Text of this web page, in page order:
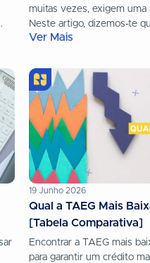
muitas vezes, exigem uma
Neste artigo, dizemos-te
soluções mais eficazes e
Ver Mais
19 Junho 2026
Qual a TAEG Mais
[Tabela Comparativa]
Encontrar a TAEG mais
para garantir um crédito